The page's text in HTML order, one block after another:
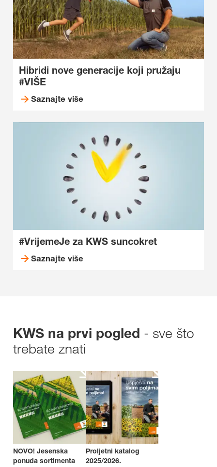
Hibridi nove generacije koji pružaju
#VIŠE
Saznajte više
#VrijemeJe za KWS suncokret
Saznajte više
KWS na prvi pogled - sve što
trebate znati
NOVO! Jesenska
ponuda sortimenta
Proljetni katalog
2025/2026.